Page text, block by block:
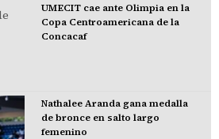
UMECIT cae ante Olimpia en la
Copa Centroamericana de la
Concacaf
Nathalee Aranda gana medalla
de bronce en salto largo
femenino